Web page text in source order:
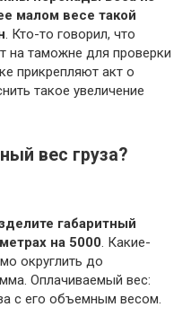
малом весе такой
. Кто-то говорил, что
на таможне для проверки
прикрепляют акт о
такое увеличение
вес груза?
габаритный
на 5000. Какие-
округлить до
Оплачиваемый вес:
с его объемным весом.